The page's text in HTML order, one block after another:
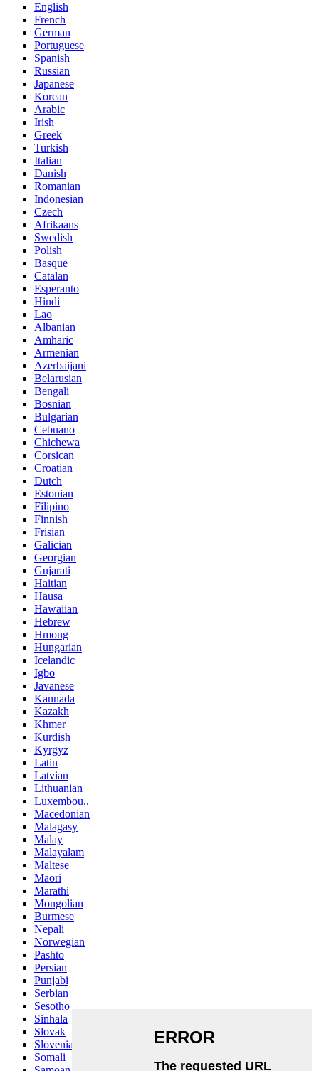
English
French
German
Portuguese
Spanish
Russian
Japanese
Korean
Arabic
Irish
Greek
Turkish
Italian
Danish
Romanian
Indonesian
Czech
Afrikaans
Swedish
Polish
Basque
Catalan
Esperanto
Hindi
Lao
Albanian
Amharic
Armenian
Azerbaijani
Belarusian
Bengali
Bosnian
Bulgarian
Cebuano
Chichewa
Corsican
Croatian
Dutch
Estonian
Filipino
Finnish
Frisian
Galician
Georgian
Gujarati
Haitian
Hausa
Hawaiian
Hebrew
Hmong
Hungarian
Icelandic
Igbo
Javanese
Kannada
Kazakh
Khmer
Kurdish
Kyrgyz
Latin
Latvian
Lithuanian
Luxembou..
Macedonian
Malagasy
Malay
Malayalam
Maltese
Maori
Marathi
Mongolian
Burmese
Nepali
Norwegian
Pashto
Persian
Punjabi
Serbian
Sesotho
Sinhala
Slovak
Slovenian
Somali